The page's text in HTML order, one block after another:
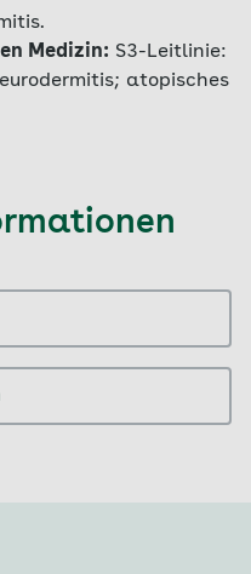
Medizin: S3-Leitlinie:
atopisches